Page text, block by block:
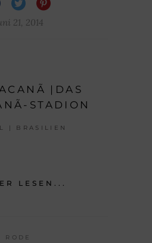
21, 2014
|DAS
STADION
| BRASILIEN
LESEN...
RODE